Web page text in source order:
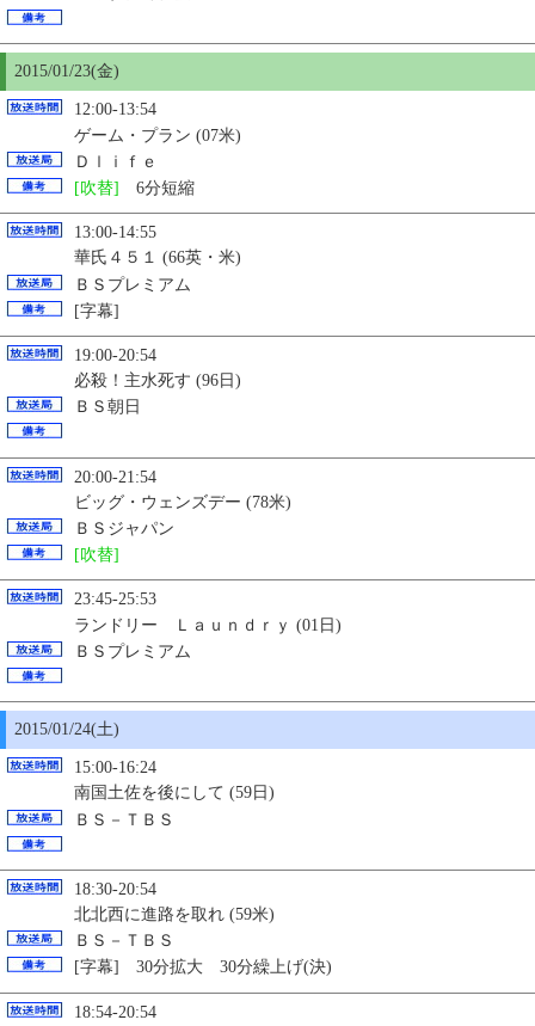
2015/01/23(金)
12:00-13:54
ゲーム・プラン (07米)
Ｄｌｉｆｅ
[吹替]
6分短縮
13:00-14:55
華氏４５１ (66英・米)
ＢＳプレミアム
[字幕]
19:00-20:54
必殺！主水死す (96日)
ＢＳ朝日
20:00-21:54
ビッグ・ウェンズデー (78米)
ＢＳジャパン
[吹替]
23:45-25:53
ランドリー Ｌａｕｎｄｒｙ (01日)
ＢＳプレミアム
2015/01/24(土)
15:00-16:24
南国土佐を後にして (59日)
ＢＳ－ＴＢＳ
18:30-20:54
北北西に進路を取れ (59米)
ＢＳ－ＴＢＳ
[字幕] 30分拡大 30分繰上げ(決)
18:54-20:54